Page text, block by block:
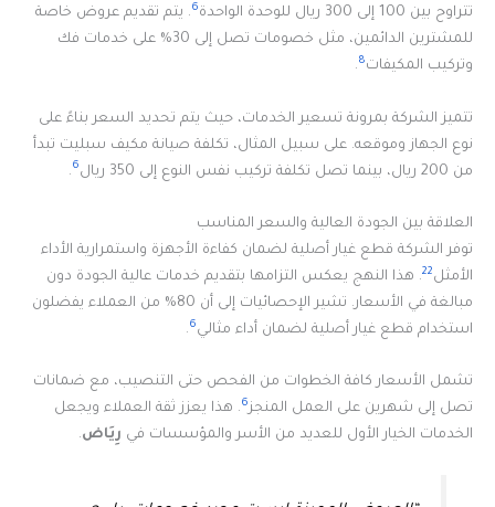
تتراوح بين 100 إلى 300 ريال للوحدة الواحدة
6. يتم تقديم عروض خاصة
للمشترين الدائمين، مثل خصومات تصل إلى 30% على خدمات فك
وتركيب المكيفات8
.
تتميز الشركة بمرونة تسعير الخدمات، حيث يتم تحديد السعر بناءً على
نوع الجهاز وموقعه. على سبيل المثال، تكلفة صيانة مكيف سبليت تبدأ
من 200 ريال، بينما تصل تكلفة تركيب نفس النوع إلى 350 ريال
6
.
العلاقة بين الجودة العالية والسعر المناسب
توفر الشركة قطع غيار أصلية لضمان كفاءة الأجهزة واستمرارية الأداء
الأمثل22. هذا النهج يعكس التزامها بتقديم خدمات عالية الجودة دون
مبالغة في الأسعار. تشير الإحصائيات إلى أن 80% من العملاء يفضلون
استخدام قطع غيار أصلية لضمان أداء مثالي6
.
تشمل الأسعار كافة الخطوات من الفحص حتى التنصيب، مع ضمانات
تصل إلى شهرين على العمل المنجز6. هذا يعزز ثقة العملاء ويجعل
الخدمات الخيار الأول للعديد من الأسر والمؤسسات في رِيَاض.